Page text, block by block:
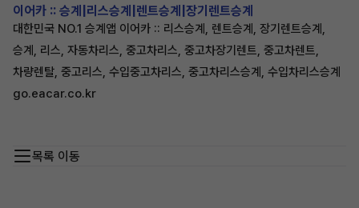
이어카 :: 승계|리스승계|렌트승계|장기렌트승계
대한민국 NO.1 승계앱 이어카 :: 리스승계, 렌트승계, 장기렌트승계,
승계, 리스, 자동차리스, 중고차리스, 중고차장기렌트, 중고차렌트,
차량렌탈, 중고리스, 수입중고차리스, 중고차리스승계, 수입차리스승계
go.eacar.co.kr
목록 이동